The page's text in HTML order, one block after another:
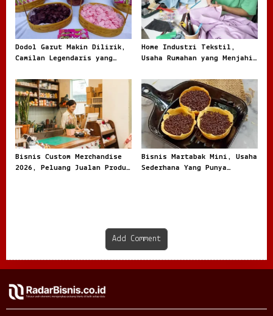
Dodol Garut Makin Dilirik,
Camilan Legendaris yang
Home Industri Tekstil,
Usaha Rumahan yang Menjahit
Bisnis Custom Merchandise
2026, Peluang Jualan Produk
Bisnis Martabak Mini, Usaha
Sederhana Yang Punya
Add Comment